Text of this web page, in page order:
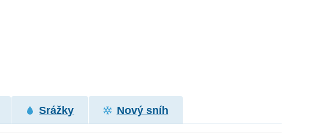
Srážky Nový sníh